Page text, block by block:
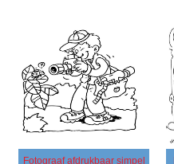
Fotograaf afdrukbaar simpel